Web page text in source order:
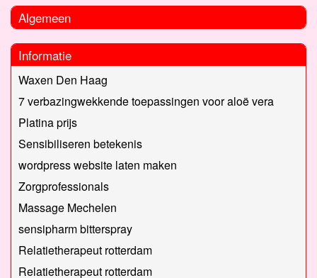
Algemeen
Informatie
Waxen Den Haag
7 verbazingwekkende toepassingen voor aloë vera
Platina prijs
Sensibiliseren betekenis
wordpress website laten maken
Zorgprofessionals
Massage Mechelen
sensipharm bitterspray
Relatietherapeut rotterdam
Relatietherapeut rotterdam